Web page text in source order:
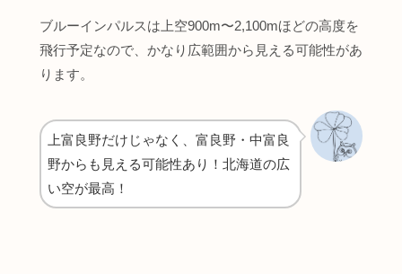
ブルーインパルスは上空900m〜2,100mほどの高度を
飛行予定なので、かなり広範囲から見える可能性があ
ります。
上富良野だけじゃなく、富良野・中富良
野からも見える可能性あり！北海道の広
い空が最高！